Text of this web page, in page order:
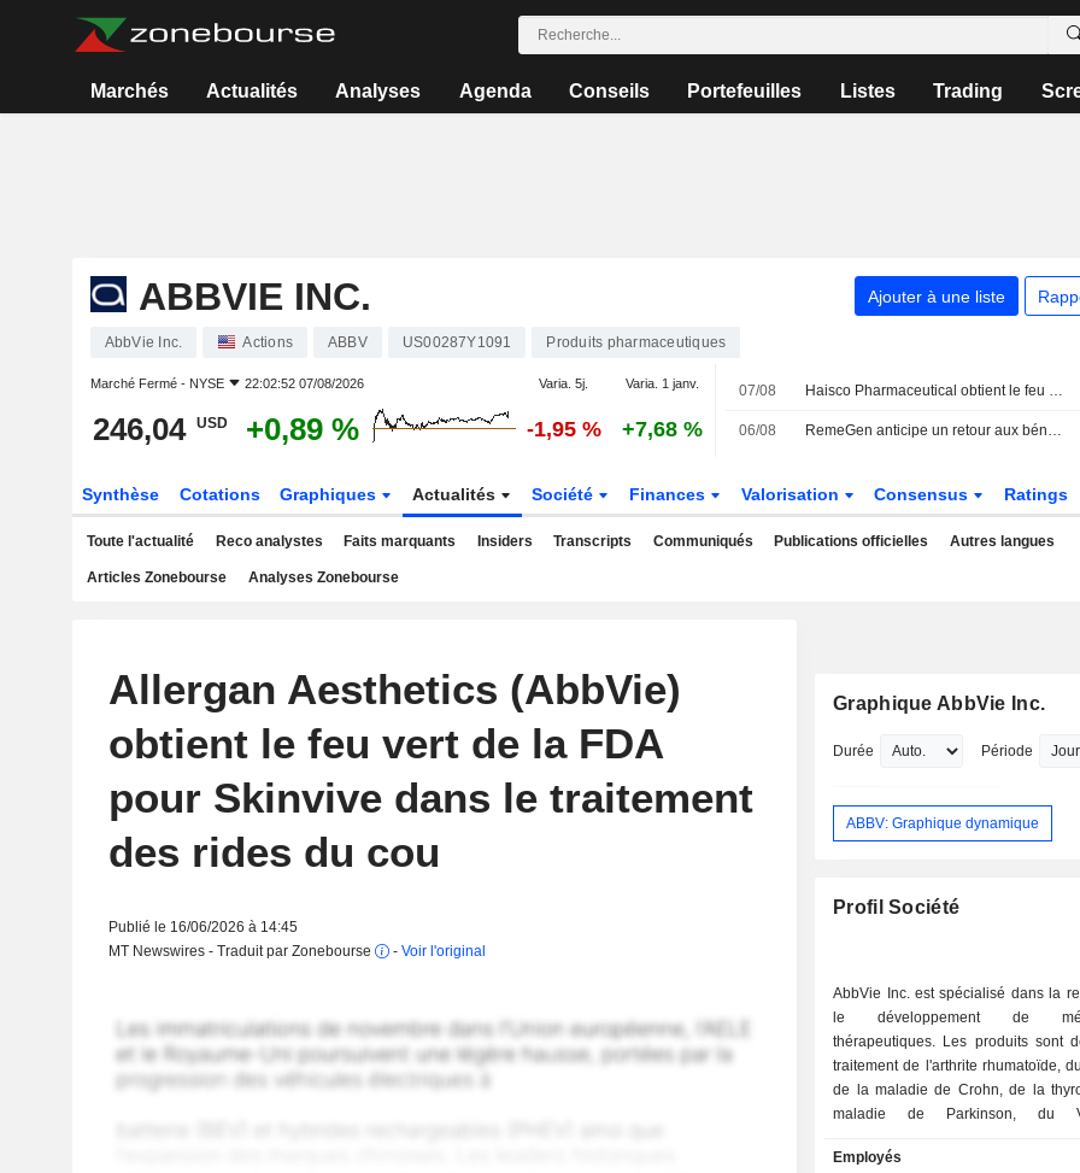
Marchés Actualités Analyses Agenda Conseils Portefeuilles Listes Trading
ABBVIE INC. Ajouter à une liste
AbbVie Inc. Actions ABBV US00287Y1091 Produits pharmaceutiques
Marché Fermé - NYSE 22:02:52 07/08/2026 Varia. 5j. Varia. 1 janv.
246,04 USD +0,89 % -1,95 % +7,68 %
07/08 Haisco Pharmaceutical obtient le feu vert pour un essai clinique contre la migraine en Chine ; l'action grimpe de 4 %
06/08 RemeGen anticipe un retour aux bénéfices au premier semestre ; l'action recule de 3 % à Hong Kong
Synthèse Cotations Graphiques Actualités Société Finances Valorisation Consensus Ratings
Toute l'actualité Reco analystes Faits marquants Insiders Transcripts Communiqués Publications officielles Autres langues
Articles Zonebourse Analyses Zonebourse
Allergan Aesthetics (AbbVie)
obtient le feu vert de la FDA
pour Skinvive dans le traitement
des rides du cou
Publié le 16/06/2026 à 14:45
MT Newswires - Traduit par Zonebourse
- Voir l'original
Graphique AbbVie Inc.
Durée Période
ABBV: Graphique dynamique
Profil Société
AbbVie Inc. est spécialisé dans la
le développement de
thérapeutiques. Les produits sont
traitement de l'arthrite rhumatoïde,
de la maladie de Crohn, de la
maladie de Parkinson, du
taux de testostérone, et des
Employés